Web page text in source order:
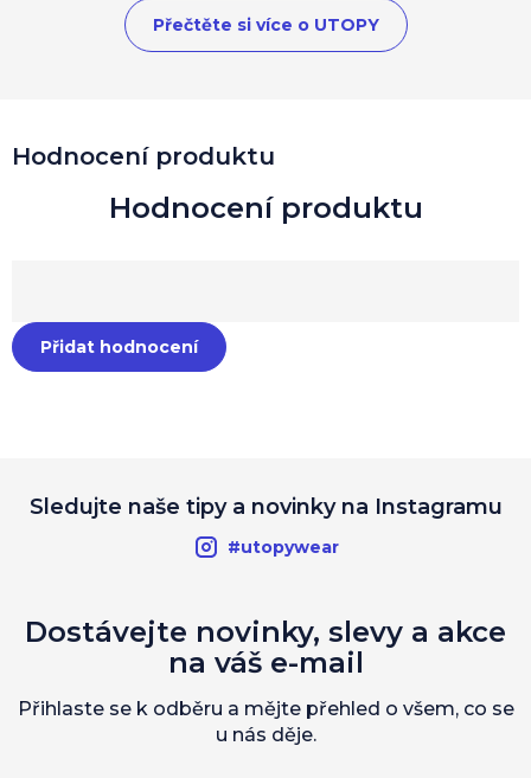
Hodnocení produktu
Přidat hodnocení
Přečtěte si více o UTOPY
Sledujte naše tipy a novinky na Instagramu
#utopywear
Dostávejte novinky, slevy a akce
na váš e-mail
Přihlaste se k odběru a mějte přehled o všem, co se
u nás děje.